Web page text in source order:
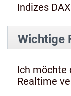
Indizes
Wichtige
Ich möchte
Realtime